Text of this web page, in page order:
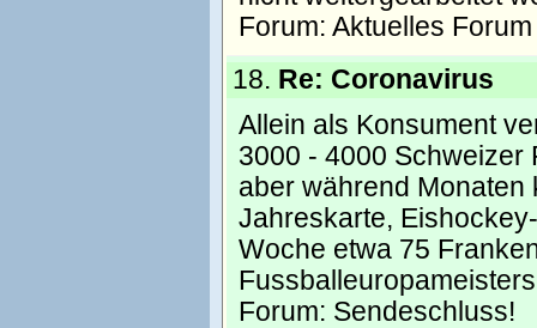
Forum: Aktuelles Forum
18. Re: Coronavirus
Allein als Konsument
3000 - 4000 Schweizer
aber während
Jahreskarte,
Woche etwa 75
Forum: Sendeschluss!